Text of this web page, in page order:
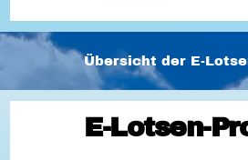
Übersicht der E-
E-Lotsen-